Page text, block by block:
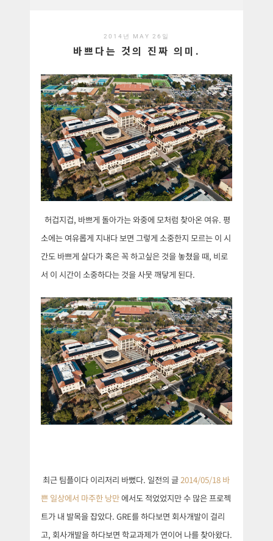
2014년 MAY 26일
바쁘다는 것의 진짜 의미.
허겁지겁, 바쁘게 돌아가는 와중에 모처럼 찾아온 여유. 평
소에는 여유롭게 지내다 보면 그렇게 소중한지 모르는 이 시
간도 바쁘게 살다가 혹은 꼭 하고싶은 것을놓쳤을 때, 비로
서 이 시간이 소중하다는 것을 사뭇 깨닿게 된다.
최근 팀플이다 이리저리 바뻤다. 일전의 글2014/05/18 바
쁜 일상에서 마주한 낭만에서도 적었었지만 수 많은 프로젝
트가 내 발목을 잡았다. GRE를 하다보면 회사개발이 걸리
고, 회사개발을 하다보면 학교과제가 연이어 나를 찾아왔다.